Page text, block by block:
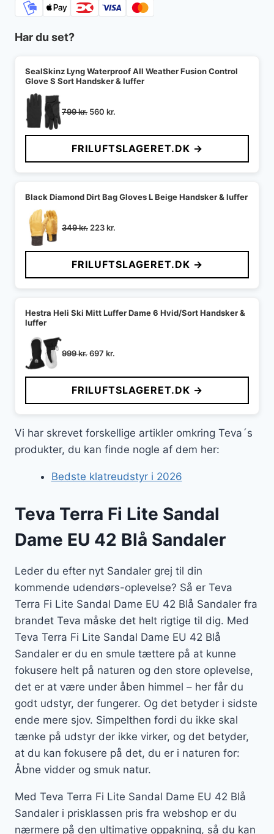
Har du set?
SealSkinz Lyng Waterproof All Weather Fusion Control
Glove S Sort Handsker & luffer
799kr. Den
pris
var:
799 kr..
560 kr.
pris
er:
560 kr..
FRILUFTSLAGERET.DK →
Black Diamond Dirt Bag Gloves L Beige Handsker & luffer
349kr. Den
pris
var:
349 kr..
223kr.
pris
er:
223 kr..
FRILUFTSLAGERET.DK →
Hestra Heli Ski Mitt Luffer Dame 6 Hvid/Sort Handsker &
luffer
999kr.Den
pris
var:
999 kr..
697 kr.
pris
er:
697 kr..
FRILUFTSLAGERET.DK →
Vi har skrevet forskellige artikler omkring Teva´s
produkter, du kan finde nogle af dem her:
Bedste klatreudstyr i 2026
Teva Terra Fi Lite Sandal
Dame EU 42 Blå Sandaler
Leder du efter nyt Sandaler grej til din
kommende udendørs-oplevelse? Så er Teva
Terra Fi Lite Sandal Dame EU 42 Blå Sandaler fra
brandet Teva måske det helt rigtige til dig. Med
Teva Terra Fi Lite Sandal Dame EU 42 Blå
Sandaler er du en smule tættere på at kunne
fokusere helt på naturen og den store oplevelse,
det er at være under åben himmel – her får du
godt udstyr, der fungerer. Og det betyder i sidste
ende mere sjov. Simpelthen fordi du ikke skal
tænke på udstyr der ikke virker, og det betyder,
at du kan fokusere på det, du er i naturen for:
Åbne vidder og smuk natur.
Med Teva Terra Fi Lite Sandal Dame EU 42 Blå
Sandaler i prisklassen pris fra webshop er du
nærmere på den ultimative oppakning, så du kan